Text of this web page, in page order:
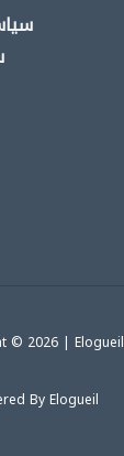
© 2026 | Elogueil
By Elogueil